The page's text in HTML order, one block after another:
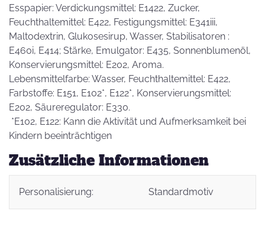
Esspapier: Verdickungsmittel: E1422, Zucker,
Feuchthaltemittel: E422, Festigungsmittel: E341iii,
Maltodextrin, Glukosesirup, Wasser, Stabilisatoren :
E460i, E414; Stärke, Emulgator: E435, Sonnenblumenöl,
Konservierungsmittel: E202, Aroma.
Lebensmittelfarbe: Wasser, Feuchthaltemittel: E422,
Farbstoffe: E151, E102*, E122*, Konservierungsmittel:
E202, Säureregulator: E330.
*E102, E122: Kann die Aktivität und Aufmerksamkeit bei
Kindern beeinträchtigen
Zusätzliche Informationen
Personalisierung: Standardmotiv